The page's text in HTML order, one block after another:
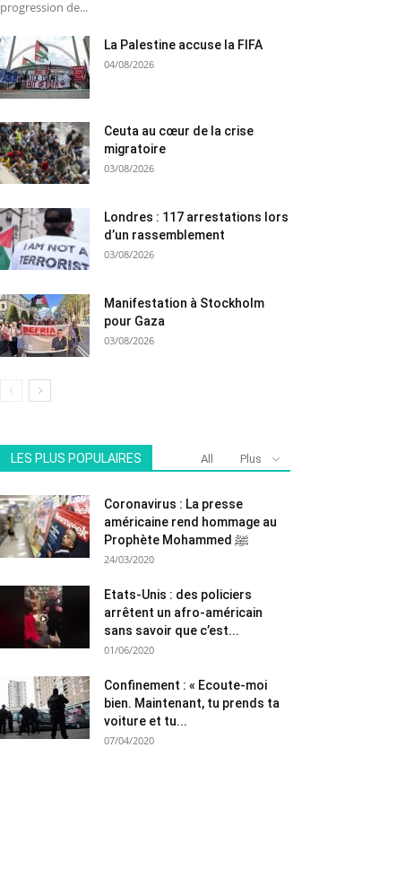
progression de...
La Palestine accuse la FIFA
04/08/2026
Ceuta au cœur de la crise
migratoire
03/08/2026
Londres : 117 arrestations lors
d’un rassemblement
03/08/2026
Manifestation à Stockholm
pour Gaza
03/08/2026
LES PLUS POPULAIRES All Plus
Coronavirus : La presse
américaine rend hommage au
Prophète Mohammed ﷺ
24/03/2020
Etats-Unis : des policiers
arrêtent un afro-américain
sans savoir que c’est...
01/06/2020
Confinement : « Ecoute-moi
bien. Maintenant, tu prends ta
voiture et tu...
07/04/2020